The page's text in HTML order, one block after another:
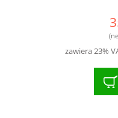
zawiera 23%